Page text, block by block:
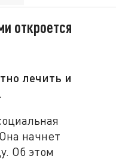
откроется
лечить и
начнет
Об этом